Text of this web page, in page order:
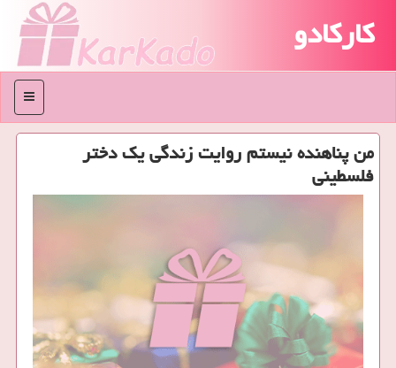
کارکادو
منو
من پناهنده نیستم روایت زندگی یك دختر
فلسطینی